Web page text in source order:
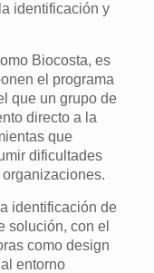
identificación y
Biocosta, es
el programa
que un grupo de
directo a la
que
dificultades
identificación de
solución, con el
como design
entorno